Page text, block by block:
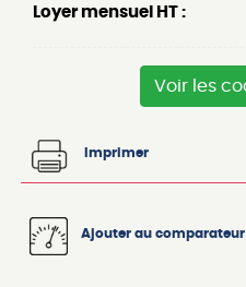
Loyer mensuel HT :
Voir les
Imprimer
Ajouter au comparateur